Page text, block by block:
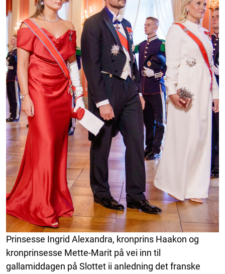
Prinsesse Ingrid Alexandra, kronprins Haakon og
kronprinsesse Mette-Marit på vei inn til
gallamiddagen på Slottet ii anledning det franske